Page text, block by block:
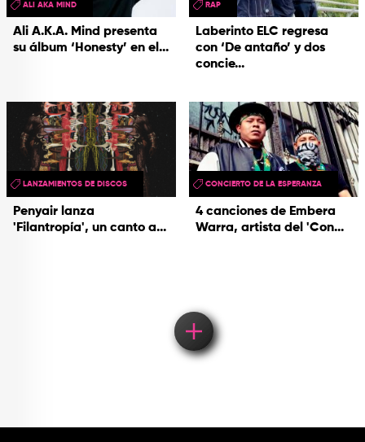
Ali A.K.A. Mind presenta
su álbum ‘Honesty’ en el...
ALI AKA MIND
Laberinto ELC regresa
con ‘De antaño’ y dos
concie...
RAP
Penyair lanza
'Filantropía', un canto a...
LANZAMIENTOS DE DISCOS
4 canciones de Embera
Warra, artista del 'Con...
CONCIERTO DE LA ESPERANZA
Load More